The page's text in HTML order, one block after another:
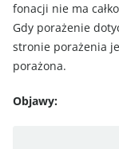
fonacji nie ma
Gdy porażenie
stronie porażenia
porażona.
Objawy: